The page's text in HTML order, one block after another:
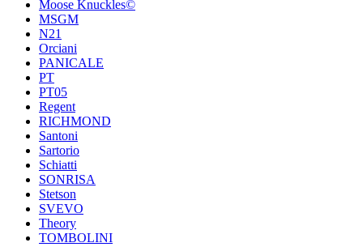
Moose Knuckles©️
MSGM
N21
Orciani
PANICALE
PT
PT05
Regent
RICHMOND
Santoni
Sartorio
Schiatti
SONRISA
Stetson
SVEVO
Theory
TOMBOLINI